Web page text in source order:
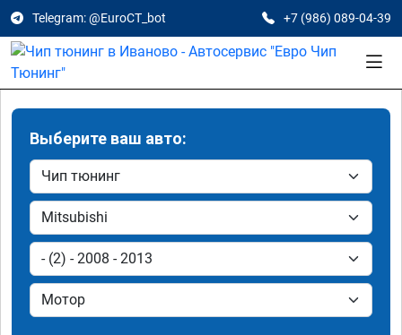
Telegram: @EuroCT_bot +7 (986) 089-04-39
Выберите ваш авто: